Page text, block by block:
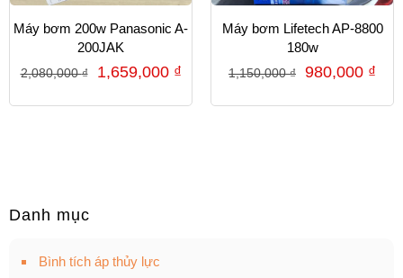
Máy bơm 200w Panasonic A-
200JAK
2,080,000₫ 1,659,000 ₫
Máy bơm Lifetech AP-8800
180w
1,150,000₫ 980,000 ₫
Danh mục
Bình tích áp thủy lực